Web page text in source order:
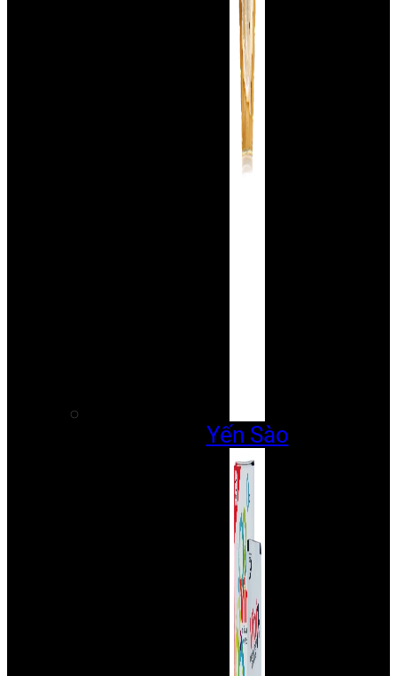
Yến Sào